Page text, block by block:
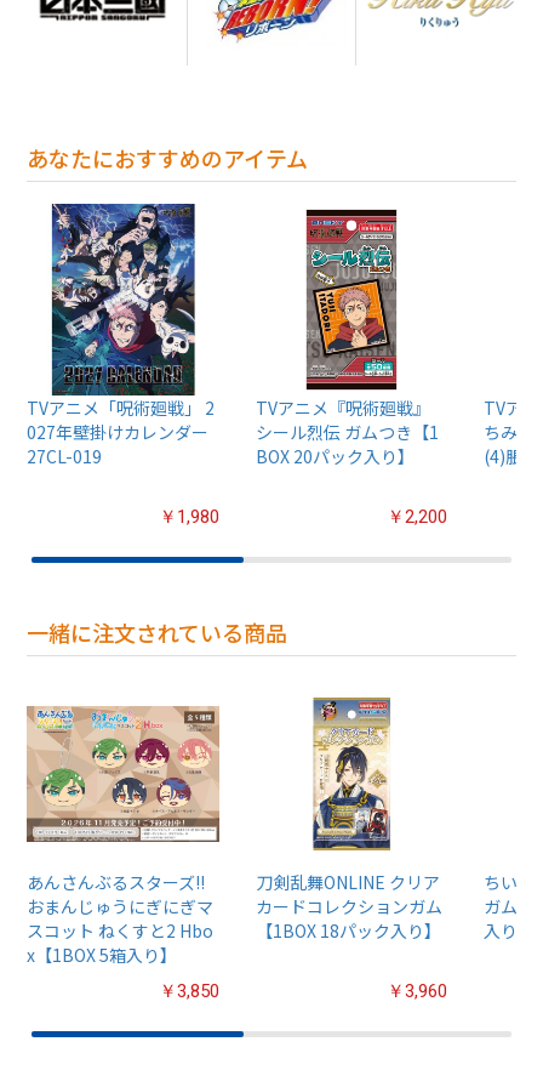
あなたにおすすめのアイテム
TVアニメ「呪術廻戦」 2
027年壁掛けカレンダー
27CL-019
￥1,980
TVアニメ『呪術廻戦』
シール烈伝 ガムつき【1
BOX 20パック入り】
￥2,200
TVア
ちみけ
(4)脹相
一緒に注文されている商品
あんさんぶるスターズ!!
おまんじゅうにぎにぎマ
スコット ねくすと2 Hbo
x【1BOX 5箱入り】
￥3,850
刀剣乱舞ONLINE クリア
カードコレクションガム
【1BOX 18パック入り】
￥3,960
ちいか
ガム4
入り】